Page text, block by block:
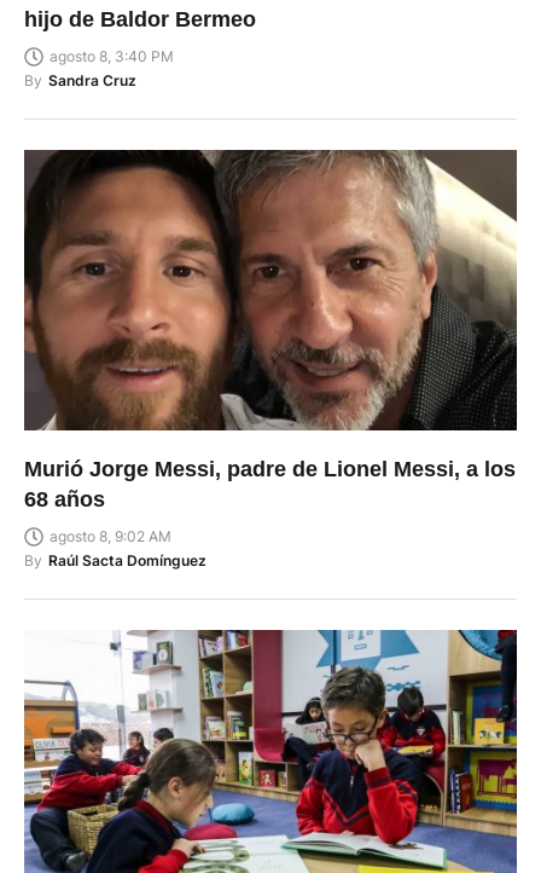
hijo de Baldor Bermeo
agosto 8, 3:40 PM
By Sandra Cruz
Murió Jorge Messi, padre de Lionel Messi, a los
68 años
agosto 8, 9:02 AM
By Raúl Sacta Domínguez